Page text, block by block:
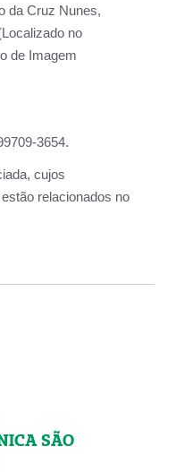
da Cruz Nunes,
no
de Imagem
3654.
cujos
relacionados no
SÃO